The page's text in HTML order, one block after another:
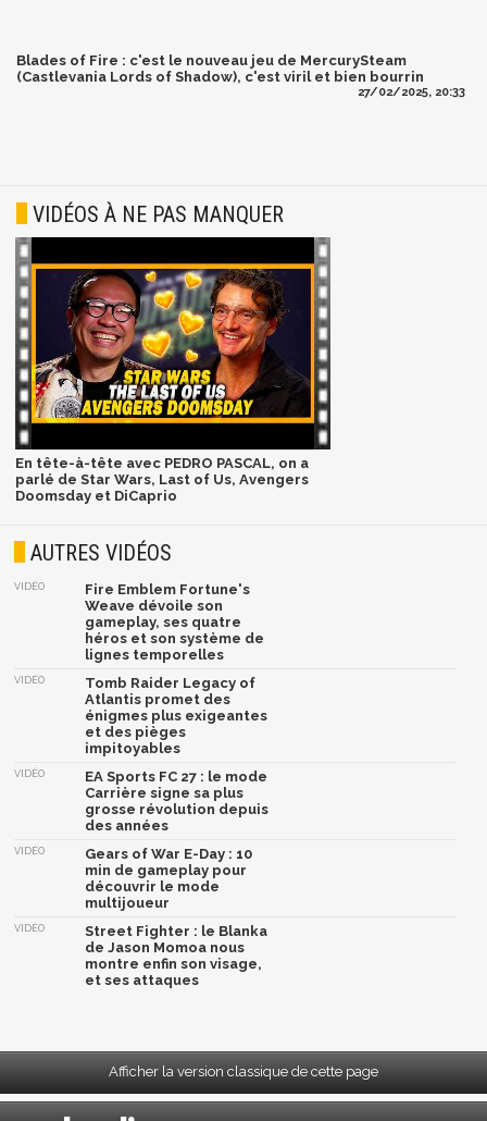
Blades of Fire : c'est le nouveau jeu de MercurySteam
(Castlevania Lords of Shadow), c'est viril et bien bourrin
27/02/2025, 20:33
VIDÉOS À NE PAS MANQUER
En tête-à-tête avec PEDRO PASCAL, on a
parlé de Star Wars, Last of Us, Avengers
Doomsday et DiCaprio
AUTRES VIDÉOS
VIDÉO
Fire Emblem Fortune's
Weave dévoile son
gameplay, ses quatre
héros et son système de
lignes temporelles
VIDÉO
Tomb Raider Legacy of
Atlantis promet des
énigmes plus exigeantes
et des pièges
impitoyables
VIDÉO
EA Sports FC 27 : le mode
Carrière signe sa plus
grosse révolution depuis
des années
VIDÉO
Gears of War E-Day : 10
min de gameplay pour
découvrir le mode
multijoueur
VIDÉO
Street Fighter : le Blanka
de Jason Momoa nous
montre enfin son visage,
et ses attaques
Afficher la version classique de cette page